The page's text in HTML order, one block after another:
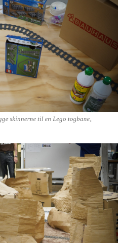
skinnerne til en Lego togbane,